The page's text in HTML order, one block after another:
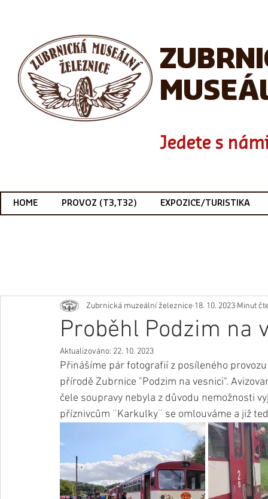
Jedete s
HOME PROVOZ (T3,T32) EXPOZICE/TURISTIKA
Proběhl Podzim na
Zubrnická muzeální železnice 18. 10. 2023 Minut
Aktualizováno: 22. 10. 2023
Přinášíme pár fotografií z posíleného
přírodě Zubrnice "Podzim na vesnici".
čele soupravy nebyla z důvodu nemožnosti
příznivcům ¨Karkulky¨ se omlouváme a již